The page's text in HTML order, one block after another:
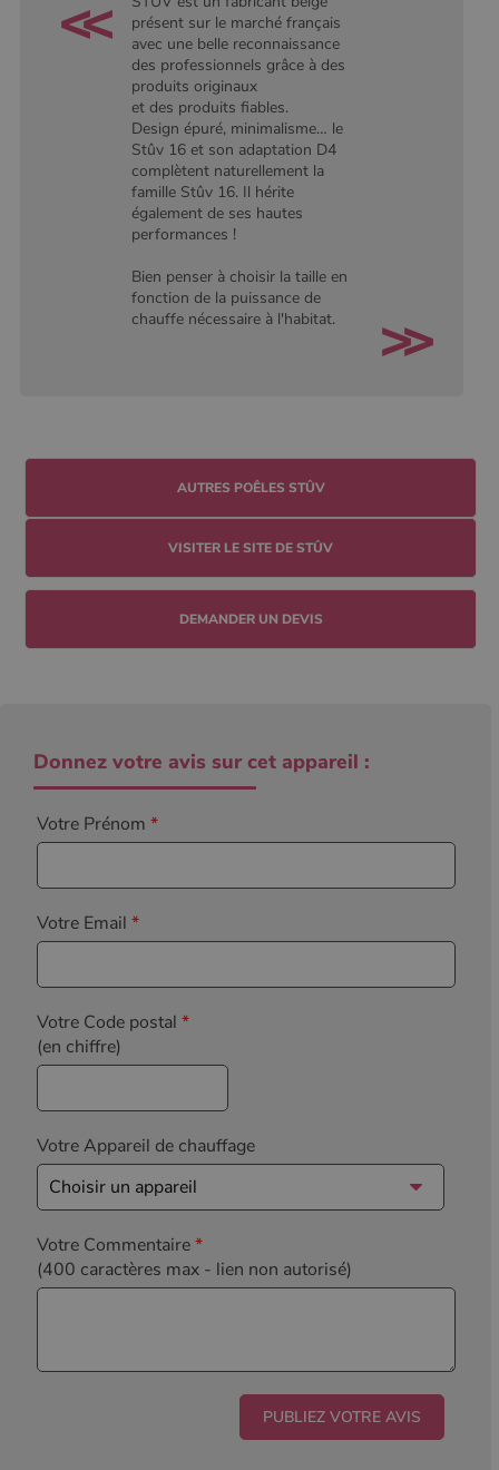
présent sur le marché français
avec une belle reconnaissance
des professionnels grâce à des
produits originaux
et des produits fiables.
Design épuré, minimalisme… le
Stûv 16 et son adaptation D4
complètent naturellement la
famille Stûv 16. Il hérite
également de ses hautes
performances !
Bien penser à choisir la taille en
fonction de la puissance de
chauffe nécessaire à l'habitat.
AUTRES POÊLES STÛV
VISITER LE SITE DE STÛV
DEMANDER UN DEVIS
Donnez votre avis sur cet appareil :
Votre Prénom *
Votre Email *
Votre Code postal *
(en chiffre)
Votre Appareil de chauffage
Votre Commentaire*
(400 caractères max - lien non autorisé)